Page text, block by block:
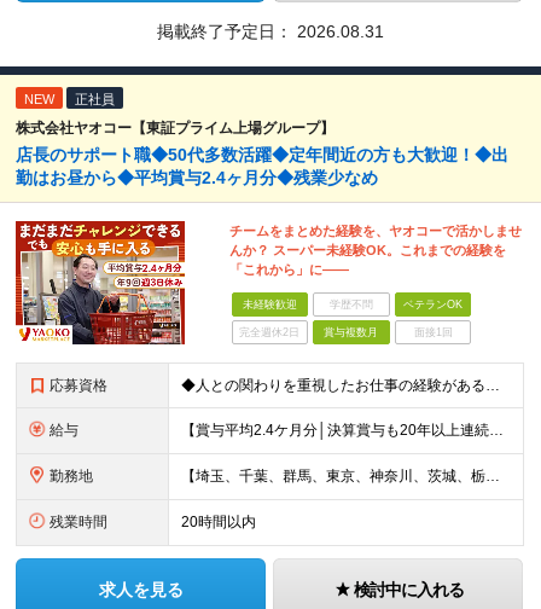
掲載終了予定日： 2026.08.31
NEW 正社員
株式会社ヤオコー【東証プライム上場グループ】
店長のサポート職◆50代多数活躍◆定年間近の方も大歓迎！◆出
勤はお昼から◆平均賞与2.4ヶ月分◆残業少なめ
チームをまとめた経験を、ヤオコーで活かしませ
んか？ スーパー未経験OK。これまでの経験を
「これから」に――
未経験歓迎 学歴不問 ベテランOK
完全週休2日 賞与複数月 面接1回
応募資格 ◆人との関わりを重視したお仕事の経験がある方 とくにチームをまとめた経験がある方を歓迎します ┗例えば… □スーパーマーケット・ホームセンター・ドラッグストアなどの 小売業でチームをまと
給与 【賞与平均2.4ケ月分│決算賞与も20年以上連続で支給中！】 ＜月収例＞ 月収29万円（地域限定正社員／残業代・各種手当含む） 月収26万円（契約社員／残業代・各種手当含む） ◆月給：月給258,
勤務地 【埼玉、千葉、群馬、東京、神奈川、茨城、栃木の各店舗で積極採用中！U・Iターン歓迎】 【群馬県】 安中/伊勢崎/太田/桐生/高崎/館林/富岡/ 中之条/藤岡/前橋 【茨城県】 古河/取手/竜ヶ崎
残業時間 20時間以内
求人を見る 検討中に入れる